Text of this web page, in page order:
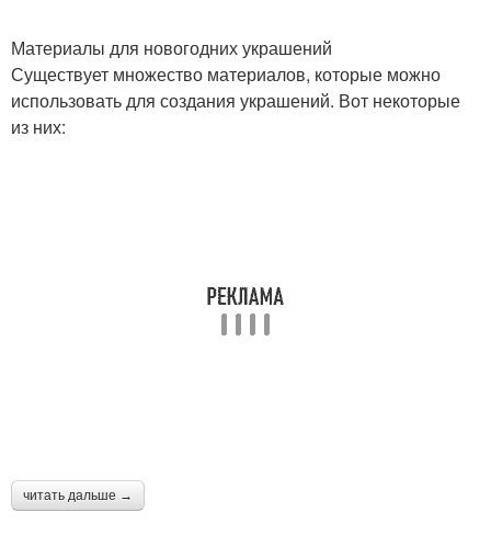
Материалы для новогодних украшений
Существует множество материалов, которые можно
использовать для создания украшений. Вот некоторые
из них:
читать дальше →